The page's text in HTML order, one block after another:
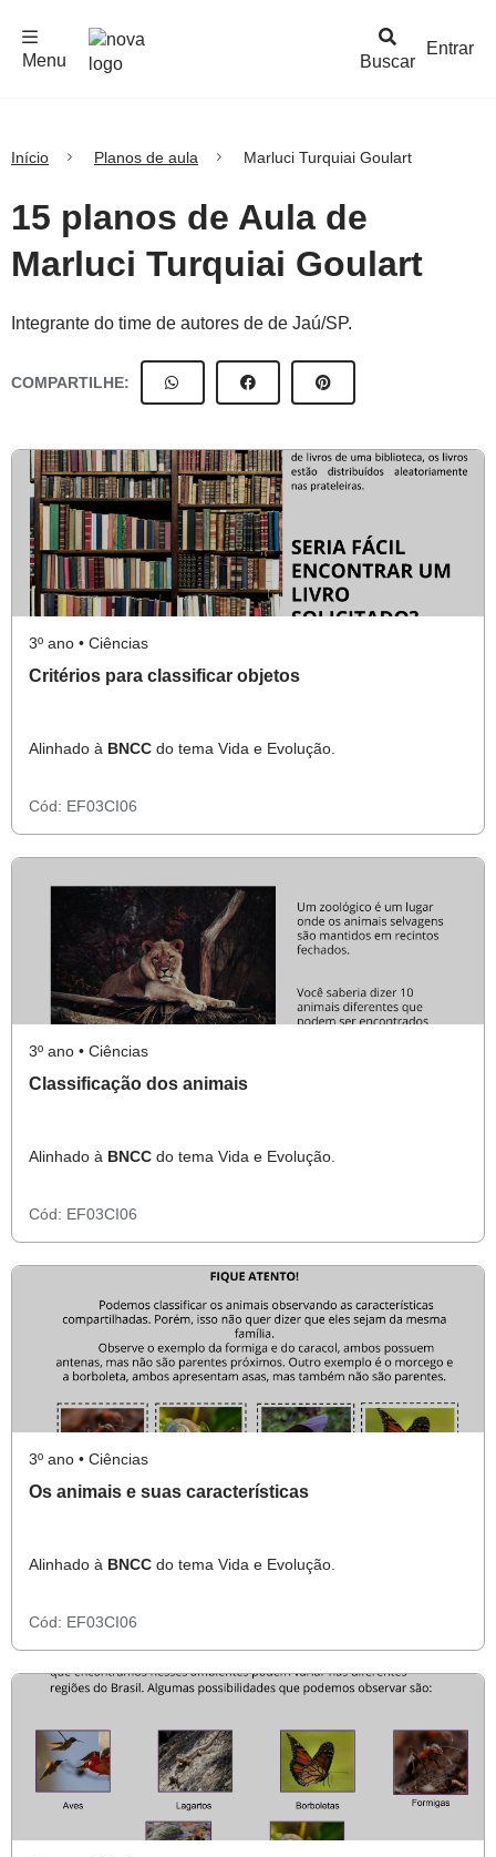
Buscar
Menu
Entrar
Início Planos de aula Marluci Turquiai Goulart
15 planos de Aula de
Marluci Turquiai Goulart
Integrante do time de autores de de Jaú/SP.
COMPARTILHE:
3º ano • Ciências
Critérios para classificar objetos
Alinhado à BNCC do tema Vida e Evolução.
Cód: EF03CI06
3º ano • Ciências
Classificação dos animais
Alinhado à BNCC do tema Vida e Evolução.
Cód: EF03CI06
3º ano • Ciências
Os animais e suas características
Alinhado à BNCC do tema Vida e Evolução.
Cód: EF03CI06